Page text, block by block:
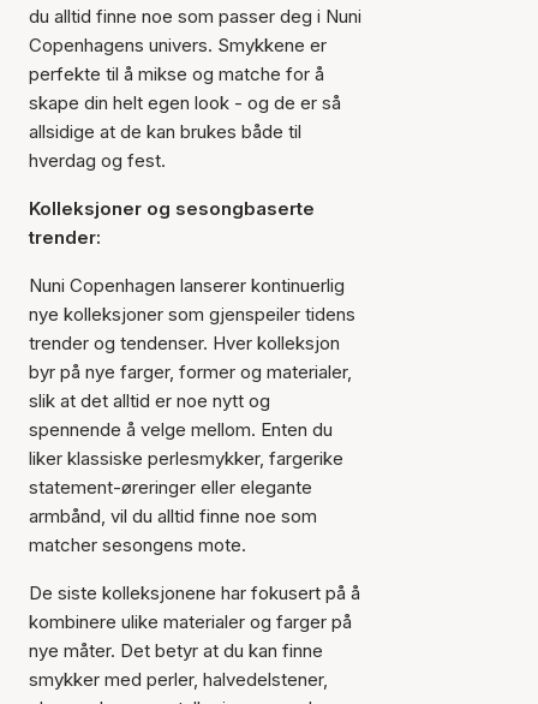
du alltid finne noe som passer deg i Nuni
Copenhagens univers. Smykkene er
perfekte til å mikse og matche for å
skape din helt egen look - og de er så
allsidige at de kan brukes både til
hverdag og fest.
Kolleksjoner og sesongbaserte
trender:
Nuni Copenhagen lanserer kontinuerlig
nye kolleksjoner som gjenspeiler tidens
trender og tendenser. Hver kolleksjon
byr på nye farger, former og materialer,
slik at det alltid er noe nytt og
spennende å velge mellom. Enten du
liker klassiske perlesmykker, fargerike
statement-øreringer eller elegante
armbånd, vil du alltid finne noe som
matcher sesongens mote.
De siste kolleksjonene har fokusert på å
kombinere ulike materialer og farger på
nye måter. Det betyr at du kan finne
smykker med perler, halvedelstener,